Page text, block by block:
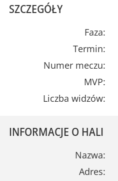
SZCZEGÓŁY
Faza:
Termin:
Numer meczu:
MVP:
Liczba widzów:
INFORMACJE O HALI
Nazwa:
Adres: